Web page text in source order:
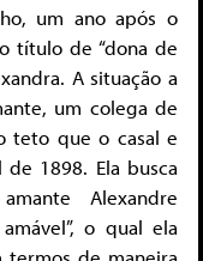
um ano após o
título de “dona de
A situação a
um colega de
teto que o casal e
1898. Ela busca
Alexandre
o qual ela